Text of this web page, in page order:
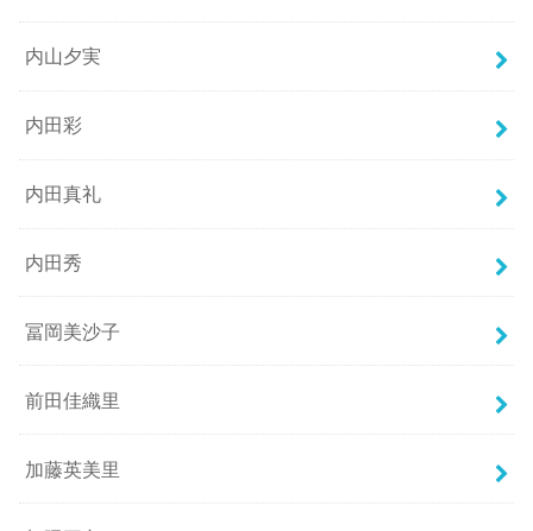
内山夕実
内田彩
内田真礼
内田秀
冨岡美沙子
前田佳織里
加藤英美里